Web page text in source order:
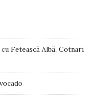
Fetească Albă, Cotnari